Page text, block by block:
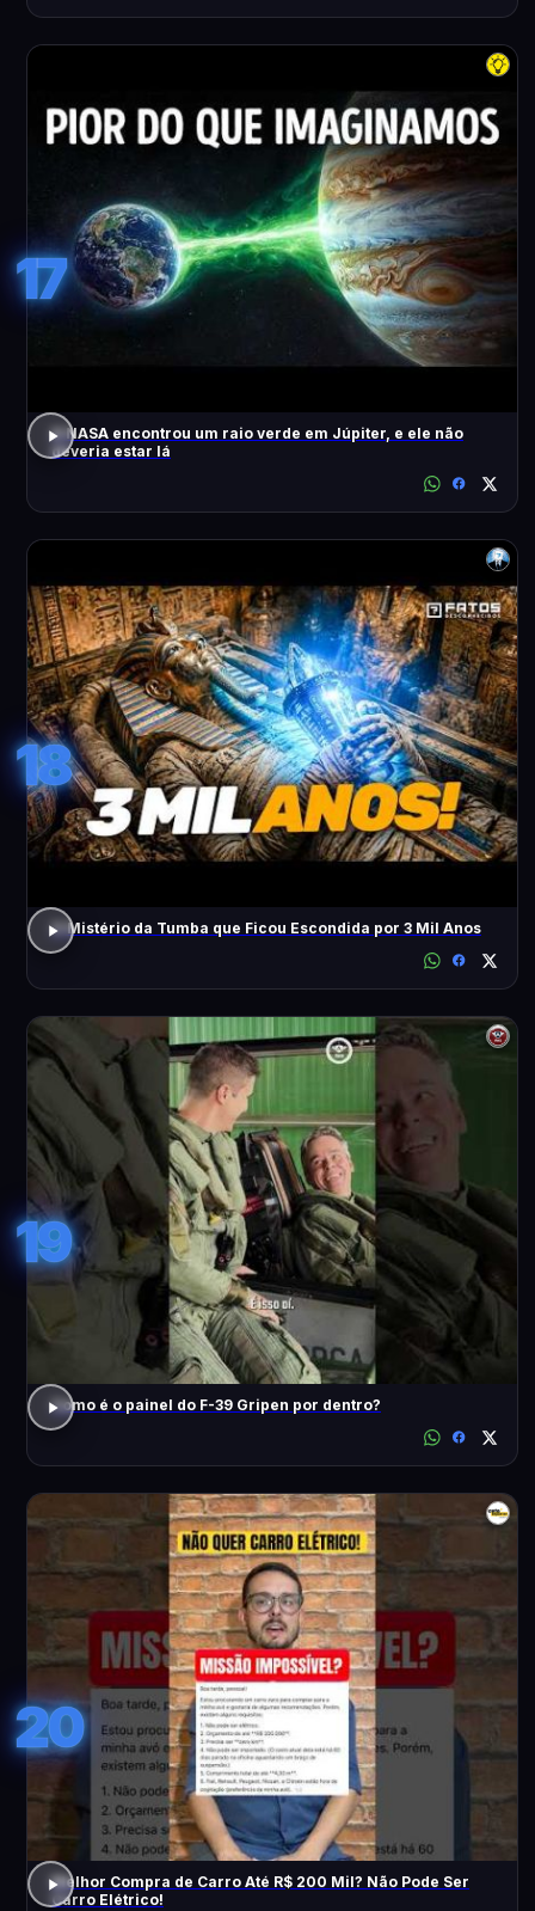
17
A NASA encontrou um raio verde em Júpiter, e ele não
deveria estar lá
18
O Mistério da Tumba que Ficou Escondida por 3 Mil Anos
19
Como é o painel do F-39 Gripen por dentro?
20
Melhor Compra de Carro Até R$ 200 Mil? Não Pode Ser
Carro Elétrico!